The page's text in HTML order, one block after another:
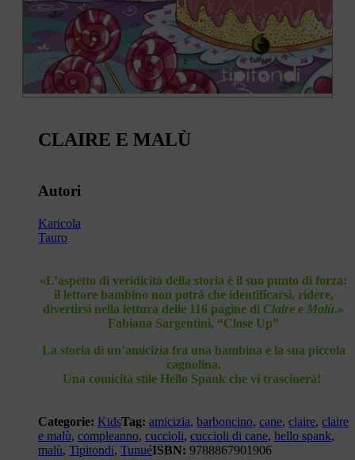
CLAIRE E MALÙ
Autori
Karicola
Tauro
«L’aspetto di veridicità della storia è il suo punto di forza:
il lettore bambino non potrà che identificarsi, ridere,
divertirsi nella lettura delle 116 pagine di Claire e Malù.»
Fabiana Sargentini, “Close Up”
La storia di un’amicizia fra una bambina e la sua piccola
cagnolina.
Una comicità stile Hello Spank che vi trascinerà!
Categorie: KidsTag: amicizia, barboncino, cane, claire, claire
e malù, compleanno, cuccioli, cuccioli di cane, hello spank,
malù, Tipitondi, TunuéISBN: 9788867901906